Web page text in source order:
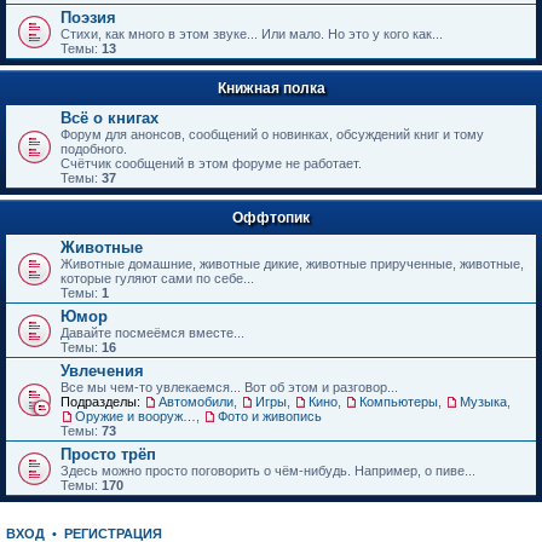
е
н
и
ю
Поэзия
Стихи, как много в этом звуке... Или мало. Но это у кого как...
Темы: 13
Книжная полка
Всё о книгах
Форум для анонсов, сообщений о новинках, обсуждений книг и тому
подобного.
Счётчик сообщений в этом форуме не работает.
Темы: 37
Оффтопик
Животные
Животные домашние, животные дикие, животные прирученные, животные,
которые гуляют сами по себе...
Темы: 1
Юмор
Давайте посмеёмся вместе...
Темы: 16
Увлечения
Все мы чем-то увлекаемся... Вот об этом и разговор...
Подразделы:
Автомобили Игры Кино Компьютеры Музыка
Фото и живопись
Темы: 73
Просто трёп
Здесь можно просто поговорить о чём-нибудь. Например, о пиве...
Темы: 170
ВХОД • РЕГИСТРАЦИЯ